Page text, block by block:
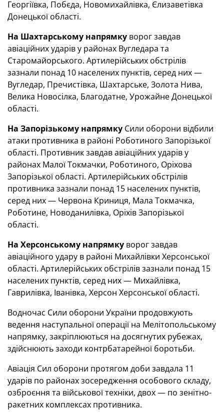
Георгіївка, Побєда, Новомихайлівка, Єлизаветівка
Донецької області.
На Шахтарському напрямку ворог завдав
авіаційних ударів у районах Вугледара та
Старомайорського. Артилерійських обстрілів
зазнали понад 10 населених пунктів, серед них —
Вугледар, Пречистівка, Шахтарське, Золота Нива,
Велика Новосілка, Благодатне, Урожайне Донецької
області.
На Запорізькому напрямку Сили оборони відбили
атаки противника в районі Роботиного Запорізької
області. Противник завдав авіаційних ударів у
районах Малої Токмачки, Роботиного, Оріхова
Запорізької області. Артилерійських обстрілів
противника зазнали понад 15 населених пунктів,
серед них — Червона Криниця, Мала Токмачка,
Роботине, Новоданилівка, Оріхів Запорізької
області.
На Херсонському напрямку ворог завдав
авіаційного удару в районі Михайлівки Херсонської
області. Артилерійських обстрілів зазнали понад 15
населених пунктів, серед них — Михайлівка,
Гаврилівка, Іванівка, Херсон Херсонської області.
Водночас Сили оборони України продовжують
ведення наступальної операції на Мелітопольському
напрямку, закріплюються на досягнутих рубежах,
здійснюють заходи контрбатарейної боротьби.
Авіація Сил оборони протягом доби завдала 11
ударів по районах зосередження особового складу,
озброєння та військової техніки, двох — по зенітно-
ракетних комплексах противника.